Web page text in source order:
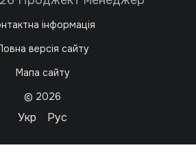
інформація
версія сайту
Мапа сайту
© 2026
Укр Рус